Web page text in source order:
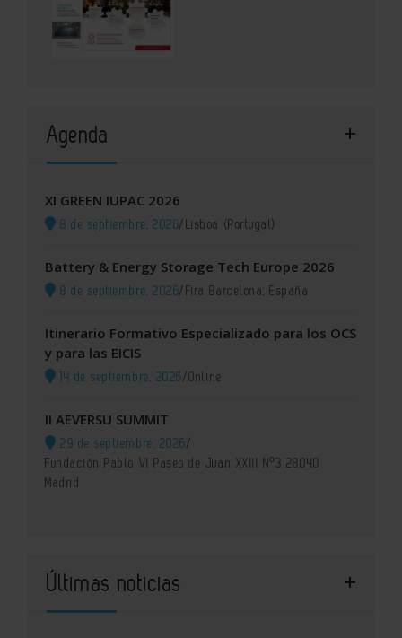
Agenda
XI GREEN IUPAC 2026
8 de septiembre, 2026/Lisboa (Portugal)
Battery & Energy Storage Tech Europe 2026
8 de septiembre, 2026/Fira Barcelona, España
Itinerario Formativo Especializado para los OCS
y para las EICIS
14 de septiembre, 2026/Online
II AEVERSU SUMMIT
29 de septiembre, 2026/
Fundación Pablo VI Paseo de Juan XXIII Nº3 28040
Madrid
Últimas noticias